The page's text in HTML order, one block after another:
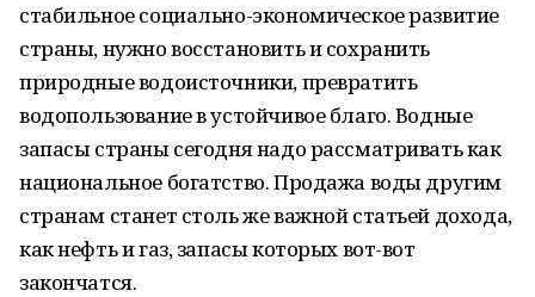
стабильное социально-экономическое развитие
страны, нужно восстановить и сохранить
природные водоисточники, превратить
водопользование в устойчивое благо. Водные
запасы страны сегодня надо рассматривать как
национальное богатство. Продажа воды другим
странам станет столь же важной статьей дохода,
как нефть и газ, запасы которых вот-вот
закончатся.